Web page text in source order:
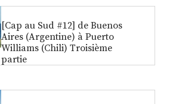
[Cap au Sud #12] de Buenos
Aires (Argentine) à Puerto
Williams (Chili) Troisième
partie